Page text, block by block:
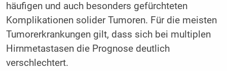
häufigen und auch besonders gefürchteten
Komplikationen solider Tumoren. Für die meisten
Tumorerkrankungen gilt, dass sich bei multiplen
Hirnmetastasen die Prognose deutlich
verschlechtert.